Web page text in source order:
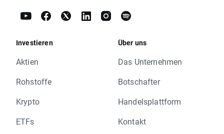
Investieren
Aktien
Rohstoffe
Krypto
ETFs
Über uns
Das Unternehmen
Botschafter
Handelsplattform
Kontakt